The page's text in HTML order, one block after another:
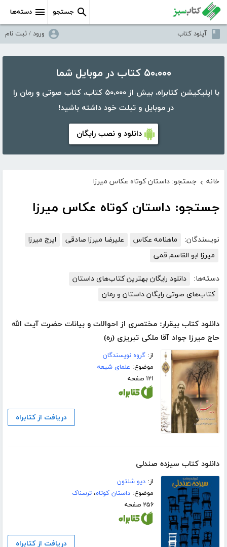
دسته‌ها جستجو
آپلود کتاب ورود / ثبت نام
۵۰،۰۰۰ کتاب در موبایل شما
با اپلیکیشن کتابراه، بیش از ۵۰،۰۰۰ کتاب، کتاب صوتی و رمان را
در موبایل و تبلت خود داشته باشید!
دانلود و نصب رایگان
خانه › جستجو: داستان کوتاه عکاس میرزا
جستجو: داستان کوتاه عکاس میرزا
نویسندگان: ماهنامه عکاس علیرضا میرزا صادقی
ایرج میرزا
میرزا ابو القاسم قمی
دسته‌ها:
دانلود رایگان بهترین کتاب‌های داستان
کتاب‌های صوتی رایگان داستان و رمان
دانلود کتاب بیقرار: مختصری از احوالات و بیانات حضرت آیت الله
حاج میرزا جواد آقا ملکی تبریزی (ره)
از:گروه نویسندگان
موضوع: علمای شیعه
۱۲۱ صفحه
دریافت از کتابراه
دانلود کتاب سیزده صندلی
از:دیو شلتون
موضوع:داستان کوتاه،ترسناک
۲۵۶ صفحه
دریافت از کتابراه